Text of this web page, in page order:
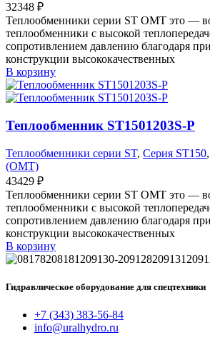
32348 ₽
Теплообменники серии ST OMT это —
теплообменники с высокой
сопротивлением давлению благодаря
конструкции высококачественных
В корзину
Теплообменник ST1501203S-P
Теплообменники серии ST, Серия ST150,
(OMT)
43429 ₽
Теплообменники серии ST OMT это —
теплообменники с высокой
сопротивлением давлению благодаря
конструкции высококачественных
В корзину
Гидравлическое оборудование для спецтехники
+7 (343) 383-56-84
info@uralhydro.ru